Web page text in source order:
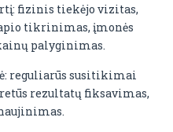
fizinis tiekėjo vizitas,
tikrinimas, įmonės
palyginimas.
reguliarūs susitikimai
rezultatų fiksavimas,